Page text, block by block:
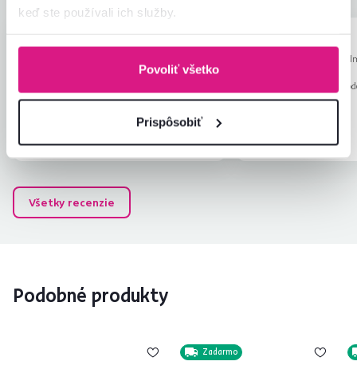
keď ste používali ich služby.
Povoliť všetko
Prispôsobiť
Šimon S. 5hviezdičiek
prevedení.
Eva H.
4.12.2024,
Recenzia pre rovnaký
prevedení.
Všetky recenzie
Podobné produkty
Zadarmo